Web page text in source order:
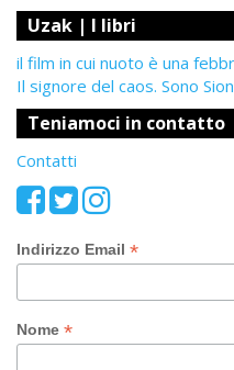
Uzak | I libri
il film in cui nuoto è una
Il signore del caos. Sono Sion
Teniamoci in contatto
Contatti
Indirizzo Email *
Nome *